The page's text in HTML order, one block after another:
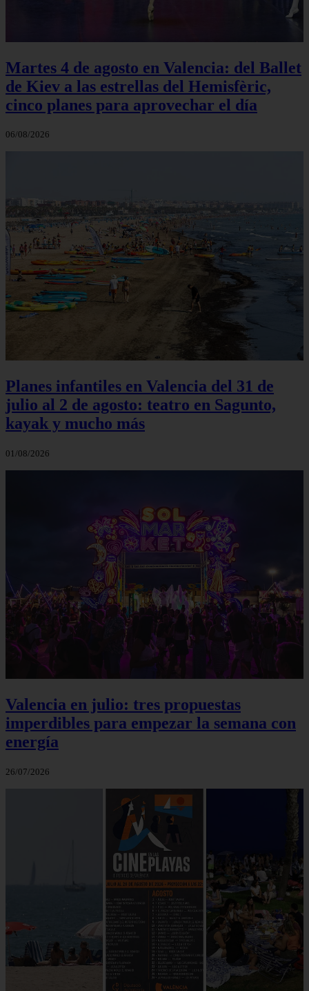
Martes 4 de agosto en Valencia: del Ballet
de Kiev a las estrellas del Hemisfèric,
cinco planes para aprovechar el día
06/08/2026
Planes infantiles en Valencia del 31 de
julio al 2 de agosto: teatro en Sagunto,
kayak y mucho más
01/08/2026
Valencia en julio: tres propuestas
imperdibles para empezar la semana con
energía
26/07/2026